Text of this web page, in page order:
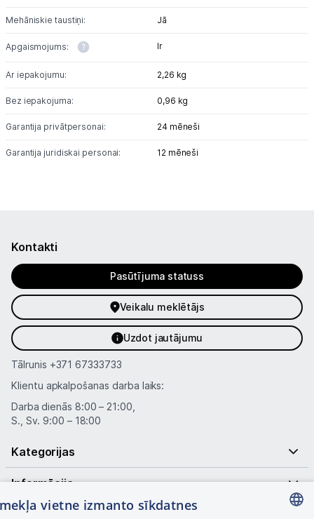
Mehāniskie taustiņi: Jā
Apgaismojums: Ir
Ar iepakojumu: 2,26 kg
Bez iepakojuma: 0,96 kg
Garantija privātpersonai: 24 mēneši
Garantija juridiskai personai: 12 mēneši
Kontakti
Pasūtījuma statuss
Veikalu meklētājs
Uzdot jautājumu
Tālrunis +371 67333733
Klientu apkalpošanas darba laiks:
Darba dienās 8:00 – 21:00,
S., Sv. 9:00 – 18:00
Kategorijas
Informācija
Noderīgas saites
vietne izmanto sīkdatnes